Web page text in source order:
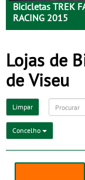
Bicicletas TREK
RACING 2015
Lojas de
de Viseu
Limpar
Concelho